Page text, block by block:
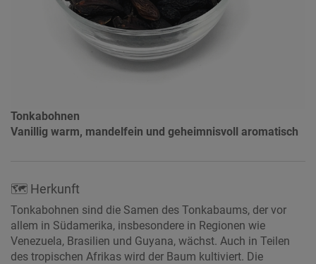
Tonkabohnen
Vanillig warm, mandelfein und geheimnisvoll aromatisch
🗺 Herkunft
Tonkabohnen sind die Samen des Tonkabaums, der vor
allem in Südamerika, insbesondere in Regionen wie
Venezuela, Brasilien und Guyana, wächst. Auch in Teilen
des tropischen Afrikas wird der Baum kultiviert. Die